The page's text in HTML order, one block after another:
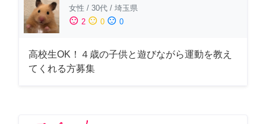
女性 / 30代 / 埼玉県
sentiment_satisfied 2 sentiment_neutral 0 sentiment_dissatisfied 0
高校生OK！４歳の子供と遊びながら運動を教え
てくれる方募集